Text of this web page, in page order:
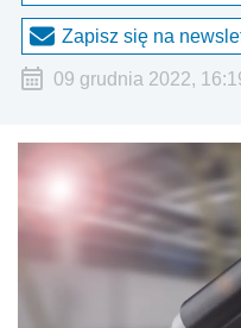
Zapisz się na
09 grudnia 2022,